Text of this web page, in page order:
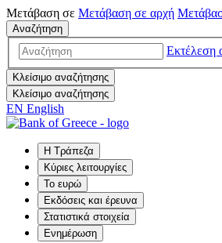
Μετάβαση σε Μετάβαση σε αρχή
Αναζήτηση
Εκτέλεση
Κλείσιμο αναζήτησης
Κλείσιμο αναζήτησης
EN English
Η Τράπεζα
Κύριες λειτουργίες
Το ευρώ
Εκδόσεις και έρευνα
Στατιστικά στοιχεία
Ενημέρωση